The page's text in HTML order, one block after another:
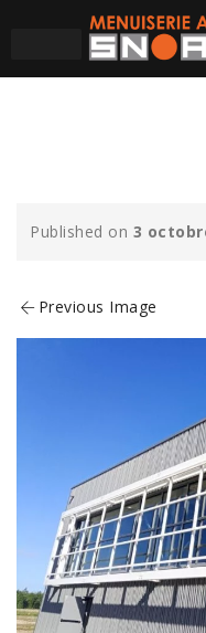
Published on 3
Previous Image